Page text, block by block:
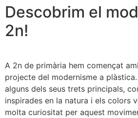
Descobrim el
2n!
A 2n de primària hem començat
projecte del modernisme a
alguns dels seus trets principals,
inspirades en la natura i els colors
molta curiositat per aquest